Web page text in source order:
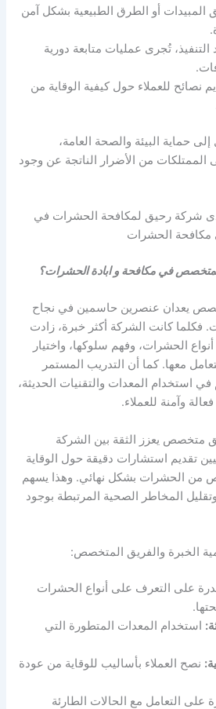
المبيدات أو الطرق الطبيعية بشكل آمن
التنفيذ، تُجرى عمليات متابعة دورية
نصائح للعملاء حول كيفية الوقاية من
حماية البيئة والصحة العامة،
الممتلكات من الأضرار الناتجة عن وجود
شركة رحيق لمكافحة الحشرات في
مكافحة الحشرات
في مكافحة و ابادة الحشرات؟
يعدان عنصرين حاسمين في نجاح
فكلما كانت الشركة أكثر خبرة، زادت
الحشرات، وفهم سلوكها، واختيار
معها. كما أن التدريب المستمر
استخدام المعدات والتقنيات الحديثة،
وآمنة للعملاء.
متخصص يعزز الثقة بين الشركة
تقديم استشارات دقيقة حول الوقاية
من الحشرات بشكل نهائي. وهذا يسهم
المخاطر الصحية المرتبطة بوجود
الخبرة والفريق المتخصص:
على التعرف على أنواع الحشرات
استخدام المعدات المتطورة التي
نصح العملاء بأساليب للوقاية من عودة
على التعامل مع الحالات الطارئة